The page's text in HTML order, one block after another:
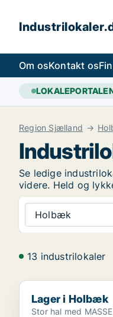
Om osKontakt os
Region Sjælland
Se ledige
videre. Held og
Holbæk
13 industrilokaler
Lager i Holbæk
Lager i Holbæk
Stor hal med